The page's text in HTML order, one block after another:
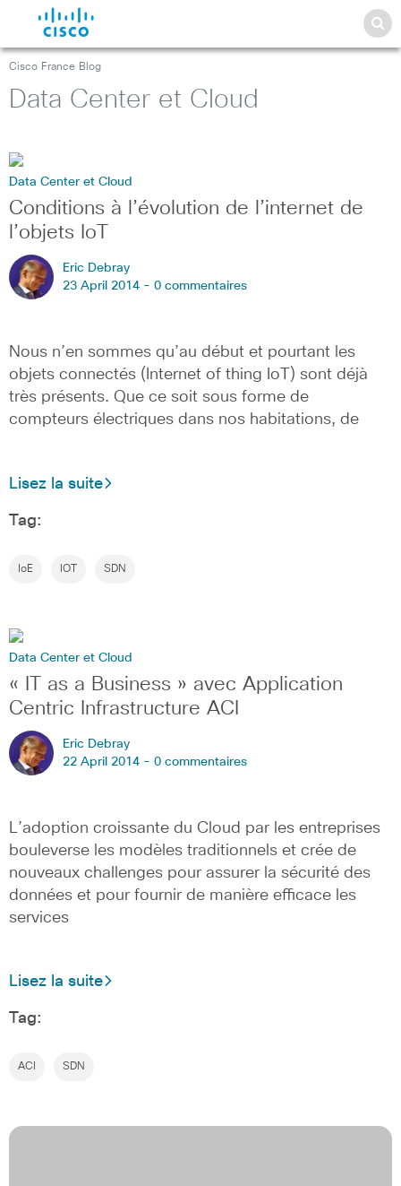
Cisco France Blog
Data Center et Cloud
Data Center et Cloud
Conditions à l’évolution de l’internet de
l’objets IoT
Eric Debray
23 April 2014 - 0 commentaires
Nous n’en sommes qu’au début et pourtant les
objets connectés (Internet of thing IoT) sont déjà
très présents. Que ce soit sous forme de
compteurs électriques dans nos habitations, de
Lisez la suite
Tag:
IoE IOT SDN
Data Center et Cloud
« IT as a Business » avec Application
Centric Infrastructure ACI
Eric Debray
22 April 2014 - 0 commentaires
L’adoption croissante du Cloud par les entreprises
bouleverse les modèles traditionnels et crée de
nouveaux challenges pour assurer la sécurité des
données et pour fournir de manière efficace les
services
Lisez la suite
Tag:
ACI SDN